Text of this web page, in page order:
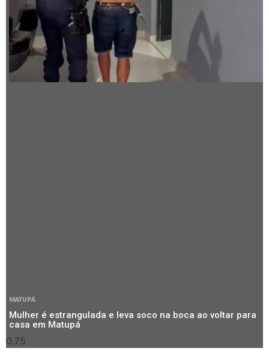
MATUPÁ
Mulher é estrangulada e leva soco na boca ao voltar para
casa em Matupá